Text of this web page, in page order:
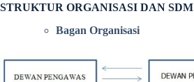
STRUKTUR ORGANISASI DAN SDM
Bagan Organisasi